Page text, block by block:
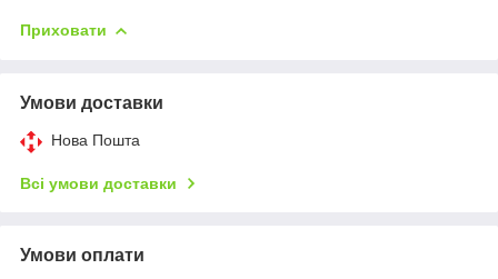
Приховати
Умови доставки
Нова Пошта
Всі умови доставки
Умови оплати